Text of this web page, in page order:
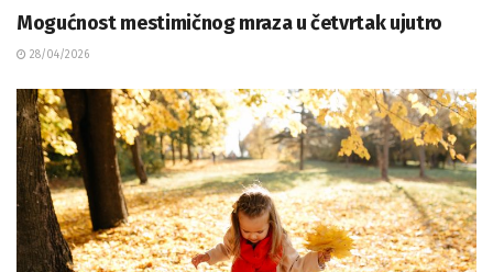
Mogućnost mestimičnog mraza u četvrtak ujutro
28/04/2026